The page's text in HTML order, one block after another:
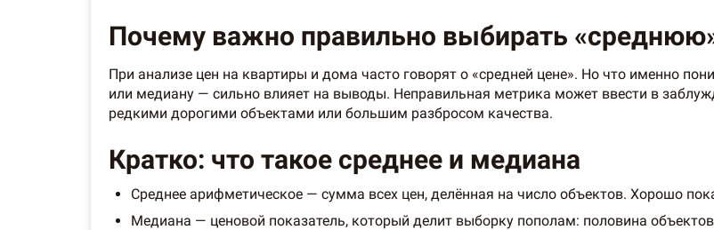
Почему важно правильно выбирать
При анализе цен на квартиры и дома часто говорят о «средней цене». Но что именно
или медиану — сильно влияет на выводы. Неправильная метрика может ввести в
редкими дорогими объектами или большим разбросом качества.
Кратко: что такое среднее и медиана
Среднее арифметическое — сумма всех цен, делённая на число объектов. Хорошо
Медиана — ценовой показатель, который делит выборку пополам: половина